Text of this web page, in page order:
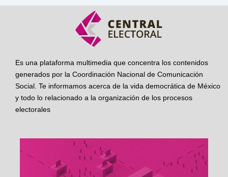
Es una plataforma multimedia que concentra los contenidos
generados por la Coordinación Nacional de Comunicación
Social. Te informamos acerca de la vida democrática de México
y todo lo relacionado a la organización de los procesos
electorales